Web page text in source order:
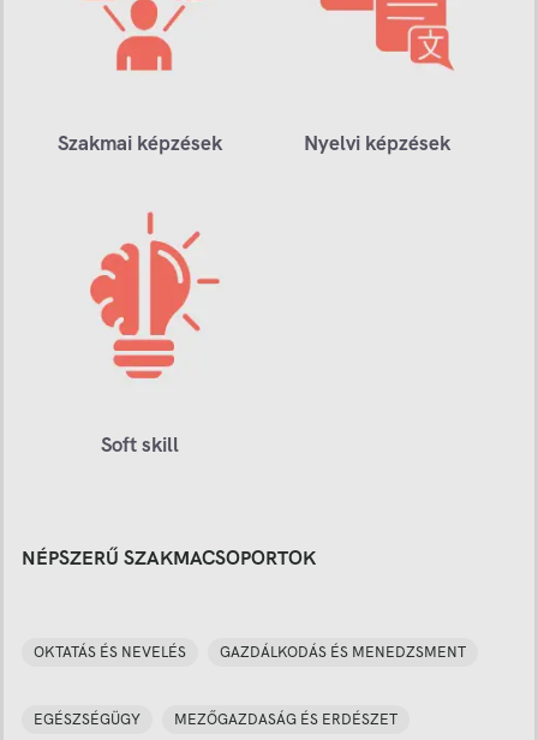
Szakmai képzések Nyelvi képzések
Soft skill
NÉPSZERŰ SZAKMACSOPORTOK
OKTATÁS ÉS NEVELÉS GAZDÁLKODÁS ÉS MENEDZSMENT
EGÉSZSÉGÜGY MEZŐGAZDASÁG ÉS ERDÉSZET